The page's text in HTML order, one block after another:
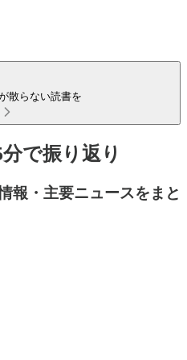
散らない読書を
で振り返り
報・主要ニュースをまと